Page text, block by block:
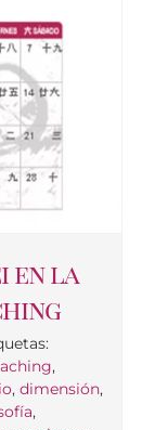
en la
,
, dimensión,
,